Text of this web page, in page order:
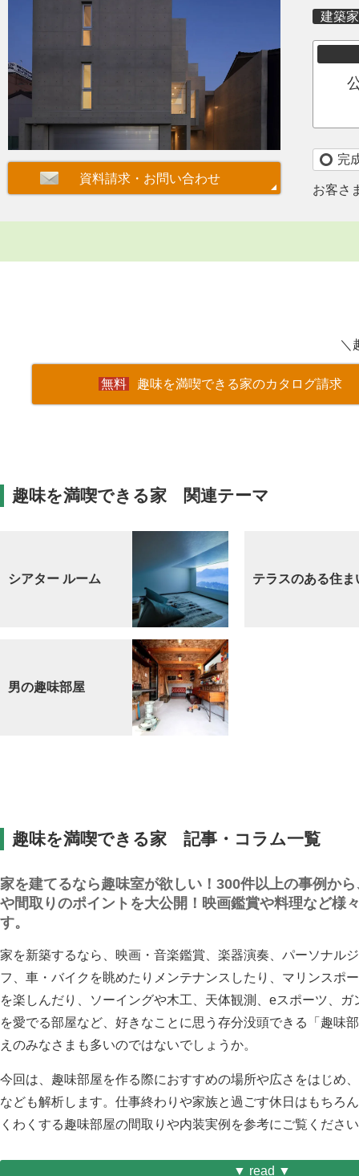
建築家
完
お客さ
＼
趣味を満喫できる家のカタログ請求
趣味を満喫できる家 関連テーマ
シアター ルーム テラスのある住ま
男の趣味部屋
趣味を満喫できる家 記事・コラム一覧
家を建てるなら趣味室が欲しい！300件以上の事例か
や間取りのポイントを大公開！映画鑑賞や料理など様
す。
家を新築するなら、映画・音楽鑑賞、楽器演奏、パーソナル
フ、車・バイクを眺めたりメンテナンスしたり、マリンスポ
を楽しんだり、ソーイングや木工、天体観測、eスポーツ、
を愛でる部屋など、好きなことに思う存分没頭できる「趣味
えのみなさまも多いのではないでしょうか。
今回は、 趣味部屋を作る際におすすめの場所や広さをはじめ
なども解析します。仕事終わりや家族と過ごす休日はもちろ
くわくする趣味部屋の間取りや内装実例を参考にご覧くださ
▼ read ▼